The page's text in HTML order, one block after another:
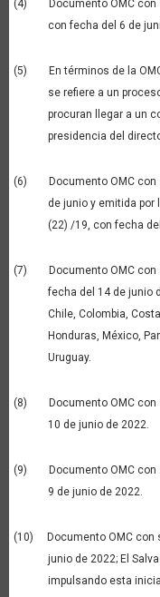
(4) Documento OMC con
con fecha del 6 de
(5) En términos de la
se refiere a un
procuran llegar a un
presidencia del
(6) Documento OMC con
de junio y emitida por
(22) /19, con fecha
(7) Documento OMC con
fecha del 14 de junio
Chile, Colombia,
Honduras, México,
Uruguay.
(8) Documento OMC con
10 de junio de 2022.
(9) Documento OMC con
9 de junio de 2022.
(10) Documento OMC con
junio de 2022; El
impulsando esta